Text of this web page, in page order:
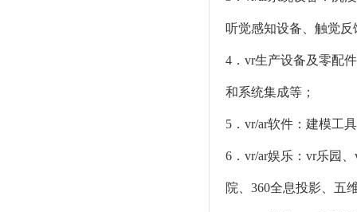
听觉感知设备、触觉
4．vr生产设备及零配
和系统集成等；
5．vr/ar软件：建模工
6．vr/ar娱乐：vr乐园
院、360全息投影、五